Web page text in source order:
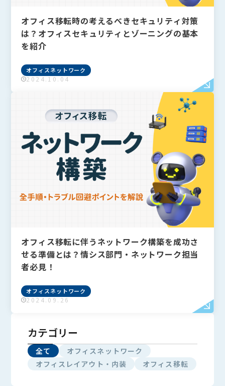
フリーワードで検索
検索
#IT導入補助金 #Q&A#VPN
#Wi-Fi
#アリさんマークの引越し社
カテゴリーから探すCategory
オフィスネットワーク
オフィスレイアウト・内装
オフィス移転
オフィス移転時の考えるべきセキュリティ対策
は？オフィスセキュリティとゾーニングの基本
を紹介
オフィスネットワーク
2024.10.04
オフィス移転に伴うネットワーク構築を成功さ
せる準備とは？情シス部門・ネットワーク担当
者必見！
オフィスネットワーク
2024.09.26
カテゴリー
全て
オフィスネットワーク
オフィスレイアウト・内装
オフィス移転